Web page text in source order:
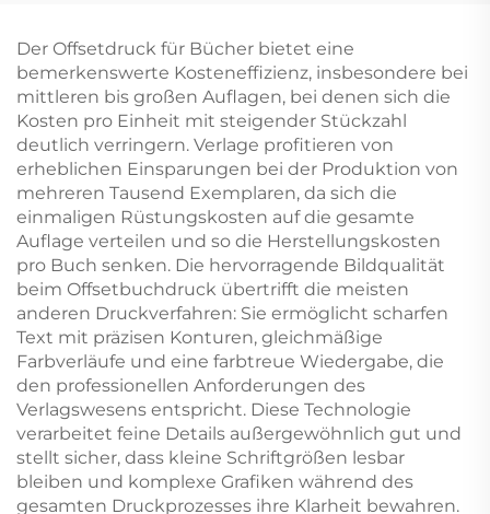
umweltfreundlicher
Druck mit
Schutzumschlag
Der Offsetdruck für Bücher bietet eine
bemerkenswerte Kosteneffizienz, insbesondere bei
mittleren bis großen Auflagen, bei denen sich die
Kosten pro Einheit mit steigender Stückzahl
deutlich verringern. Verlage profitieren von
erheblichen Einsparungen bei der Produktion von
mehreren Tausend Exemplaren, da sich die
einmaligen Rüstungskosten auf die gesamte
Auflage verteilen und so die Herstellungskosten
pro Buch senken. Die hervorragende Bildqualität
beim Offsetbuchdruck übertrifft die meisten
anderen Druckverfahren: Sie ermöglicht scharfen
Text mit präzisen Konturen, gleichmäßige
Farbverläufe und eine farbtreue Wiedergabe, die
den professionellen Anforderungen des
Verlagswesens entspricht. Diese Technologie
verarbeitet feine Details außergewöhnlich gut und
stellt sicher, dass kleine Schriftgrößen lesbar
bleiben und komplexe Grafiken während des
gesamten Druckprozesses ihre Klarheit bewahren.